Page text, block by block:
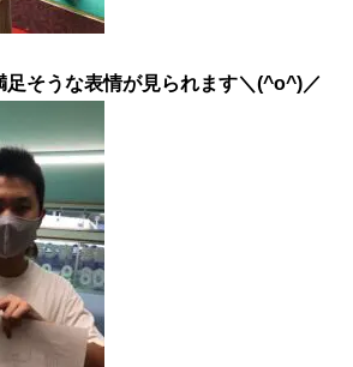
足そうな表情が見られます＼(^o^)／